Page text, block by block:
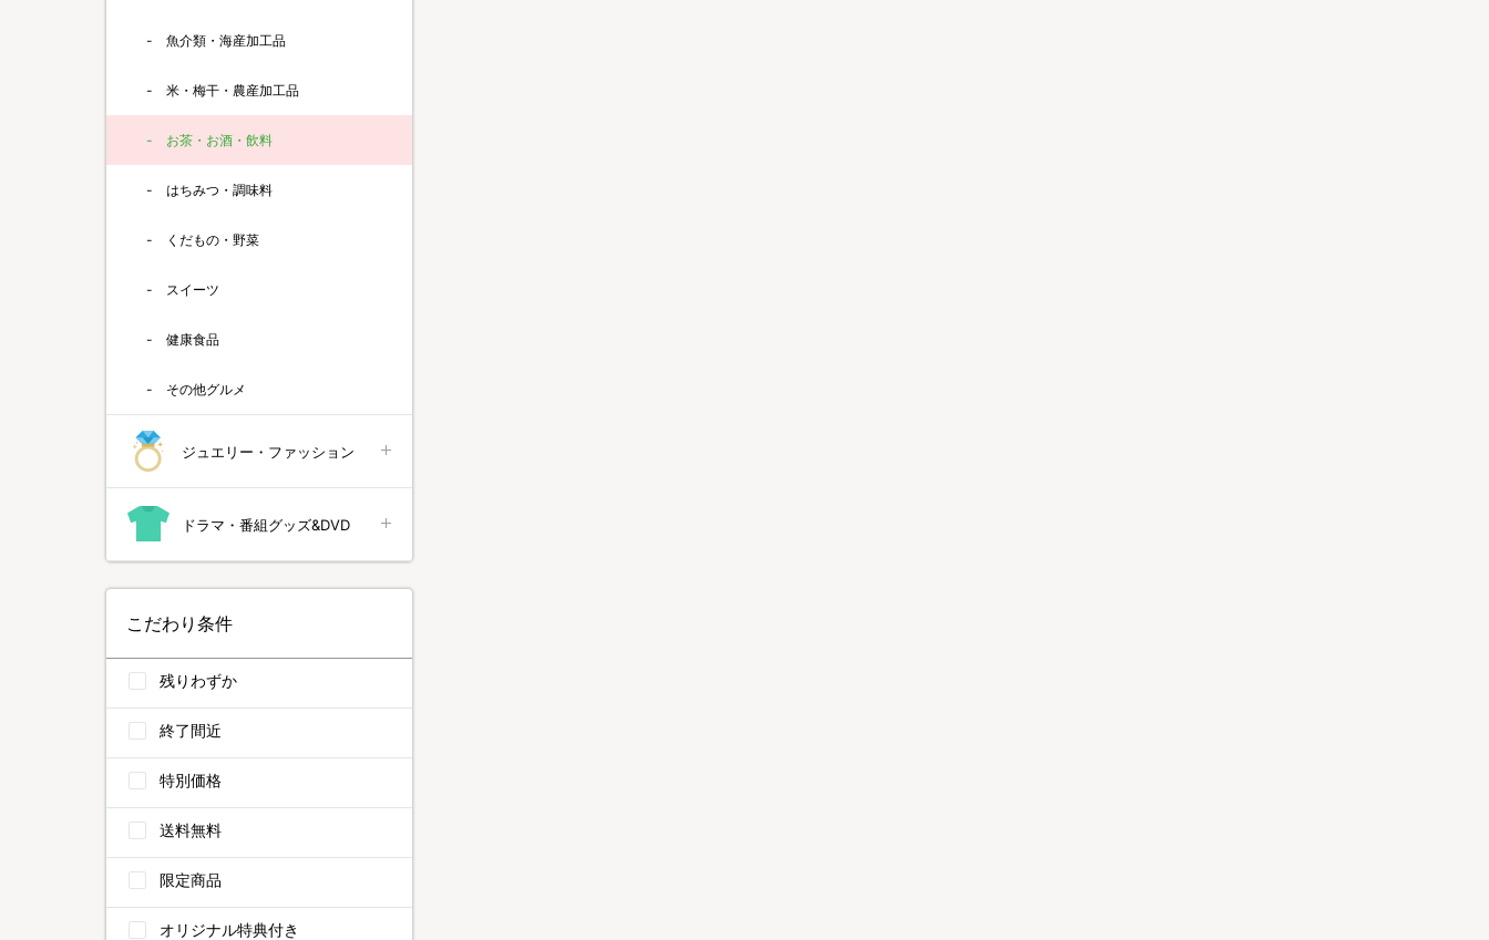
魚介類・海産加工品
米・梅干・農産加工品
お茶・お酒・飲料
はちみつ・調味料
くだもの・野菜
スイーツ
健康食品
その他グルメ
ジュエリー・ファッション
ドラマ・番組グッズ&DVD
こだわり条件
残りわずか
終了間近
特別価格
送料無料
限定商品
オリジナル特典付き